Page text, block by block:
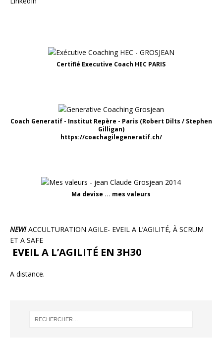
Certifié Executive Coach HEC PARIS
Coach Generatif - Institut Repère - Paris (Robert Dilts / Stephen
Gilligan)
https://coachagilegeneratif.ch/
Ma devise ... mes valeurs
NEW!ACCULTURATION AGILE- EVEIL A L’AGILITÉ, À SCRUM
ET A SAFE
EVEIL A L’AGILITÉ EN 3H30
A distance.